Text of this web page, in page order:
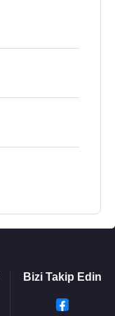
Bizi Takip Edin